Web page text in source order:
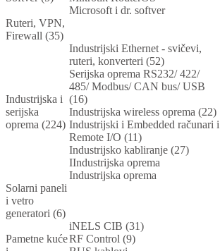
Microsoft i dr. softver
Ruteri, VPN,
Firewall (35)
Industrijska i
serijska
oprema (224)
Industrijski Ethernet - svičevi,
ruteri, konverteri (52)
Serijska oprema RS232/ 422/
485/ Modbus/ CAN bus/ USB
(16)
Industrijska wireless oprema (22)
Industrijski i Embedded računari i
Remote I/O (11)
Industrijsko kabliranje (27)
IIndustrijska oprema
Industrijska oprema
Solarni paneli
i vetro
generatori (6)
Pametne kuće
iNELS CIB (31)
RF Control (9)